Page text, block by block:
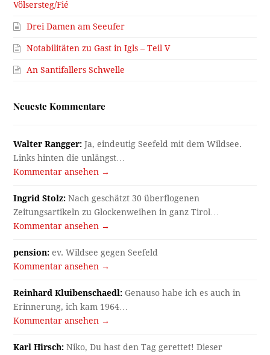
Völsersteg/Fié
Drei Damen am Seeufer
Notabilitäten zu Gast in Igls – Teil V
An Santifallers Schwelle
Neueste Kommentare
Walter Rangger: Ja, eindeutig Seefeld mit dem Wildsee.
Links hinten die unlängst…
Kommentar ansehen →
Ingrid Stolz: Nach geschätzt 30 überflogenen
Zeitungsartikeln zu Glockenweihen in ganz Tirol…
Kommentar ansehen →
pension: ev. Wildsee gegen Seefeld
Kommentar ansehen →
Reinhard Kluibenschaedl: Genauso habe ich es auch in
Erinnerung, ich kam 1964…
Kommentar ansehen →
Karl Hirsch: Niko, Du hast den Tag gerettet! Dieser